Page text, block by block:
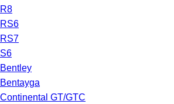
R8
RS6
RS7
S6
Bentley
Bentayga
Continental GT/GTC